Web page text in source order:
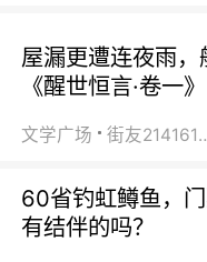
屋漏更遭连夜雨
《醒世恒言·卷一
文学广场 街友
60省钓虹鳟鱼，门
有结伴的吗？